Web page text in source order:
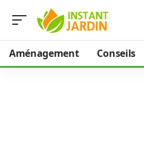
Aménagement Conseils